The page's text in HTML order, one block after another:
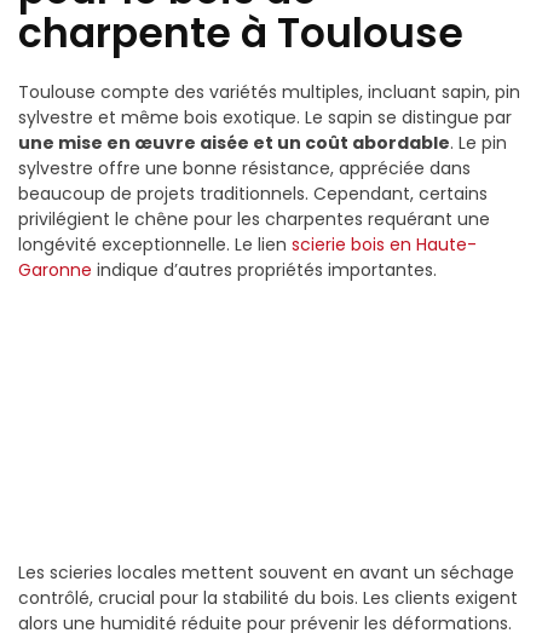
charpente à Toulouse
Toulouse compte des variétés multiples, incluant sapin, pin
sylvestre et même bois exotique. Le sapin se distingue par
une mise en œuvre aisée et un coût abordable. Le pin
sylvestre offre une bonne résistance, appréciée dans
beaucoup de projets traditionnels. Cependant, certains
privilégient le chêne pour les charpentes requérant une
longévité exceptionnelle. Le lien scierie bois en Haute-
Garonne indique d’autres propriétés importantes.
Les scieries locales mettent souvent en avant un séchage
contrôlé, crucial pour la stabilité du bois. Les clients exigent
alors une humidité réduite pour prévenir les déformations.